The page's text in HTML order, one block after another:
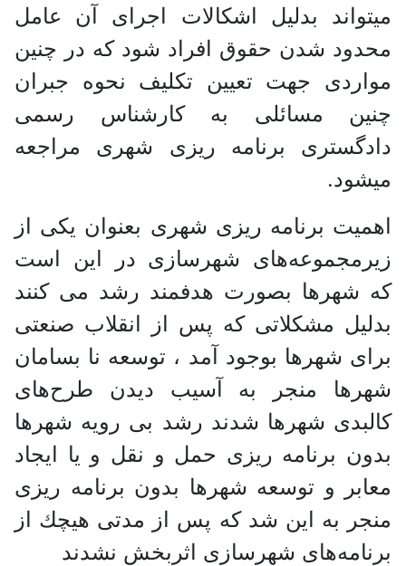
میتواند بدلیل اشکالات اجرای آن عامل
محدود شدن حقوق افراد شود که در چنین
مواردی جهت تعیین تکلیف نحوه جبران
چنین مسائلی به کارشناس رسمی
دادگستری برنامه ریزی شهری مراجعه
میشود.
اهمیت برنامه‌ ریزی شهری بعنوان یكی از
زیرمجموعه‌های شهرسازی در این است
كه شهرها بصورت هدفمند رشد می ‌كنند
بدلیل مشكلاتی كه پس از انقلاب صنعتی
برای شهرها بوجود آمد ، توسعه نا بسامان
شهرها منجر به آسیب دیدن طرح‌های
كالبدی شهرها شدند رشد بی‌ رویه شهرها
بدون برنامه‌ ریزی حمل و نقل و یا ایجاد
معابر و توسعه شهرها بدون برنامه‌ ریزی
منجر به این شد كه پس از مدتی هیچك از
برنامه‌های شهرسازی اثربخش نشدند